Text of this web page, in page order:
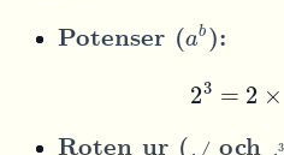
Potenser ( b):
=
Roten ur ( och